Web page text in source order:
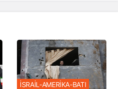
İSRAİL-AMERİKA-BATI